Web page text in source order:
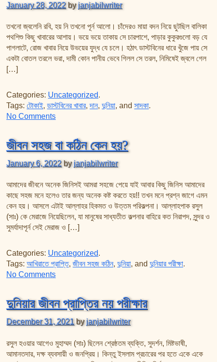
January 28, 2022 byjanjabilwriter
তখনো জ্বলেনি রবি, হয় নি তখনো পূর্ন আলো। চাঁদেরও মায়া বদন নিয়ে ছুটছিল বালিকা
পথশিশু কিছু খাবারের আশায়। ভয়ে ভয়ে তাকায় সে চারপাশে, পাড়ার কুকুরগুলো বড় যে
পাগলাটে, রোজ খাবার নিয়ে উভয়ের যুদ্ধ যে চলে। হঠাৎ ডাস্টবিনের ধারে খুঁজে পায় সে
একটা বোতল তরলে ভরা, দামী কোন পানীয় ভেবে গিলল সে তরল, নিমিষেই জ্বলে গেল
[…]
Categories: Uncategorized.
Tags: টোকাই,ডাস্টবিনের খাবার,দান,দুনিয়া, andসাদকা.
No Commentson ক্ষুধার্ত শিশুর গল্প
জীবন সহজ বা কঠিন কেন হয়?
January 6, 2022 byjanjabilwriter
আমাদের জীবনে অনেক জিনিসই আমরা সহজে পেয়ে যাই আবার কিছু জিনিস আমাদের
কাছে সহজ মনে হলেও তার জন্য অনেক কষ্ট করতে হয়!! তখন মনে প্রশ্ন জাগে এমন
কেন হয়। আসলে এটাই আল্লাহর হিকমত ও উত্তম পরিকল্পনা। আল্লাহপাক রসুল
(সাঃ) কে মেরাজে নিয়েছিলেন, যা মানুষের সাধ্যতীত কল্পনার বাহিরে কত নিরাপদ, সুন্দর ও
সুমর্যাদাপূর্ন সেই মেরাজ ও […]
Categories: Uncategorized.
Tags: আখিরাতে প্রাপ্তি,জীবন সহজ কঠিন,দুনিয়া, andদুনিয়ার পরীক্ষা.
No Commentson জীবন সহজ বা কঠিন কেন হয়?
দুনিয়ার জীবন প্রাপ্তির নয় পরীক্ষার
December 31, 2021 byjanjabilwriter
রসুল হওয়ার আগেও মুহাম্মদ (সাঃ) ছিলেন শ্রেষ্ঠতম ব্যক্তি, সুদর্শন, মিষ্টভাষী,
আমানতদার, দক্ষ ব্যবসায়ী ও জনপ্রিয়। কিন্তু ইসলাম প্রচারের পর হতে একে একে